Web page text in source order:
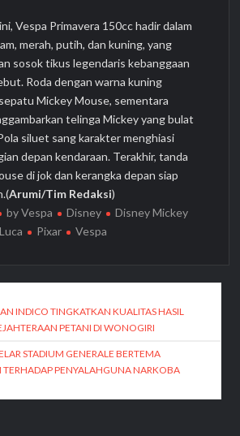
Vespa Primavera 150cc hadir dalam
merah, putih, dan kuning, yang
sosok tikus legendaris kebanggaan
Roda dengan warna kuning
Mickey Mouse, sementara
telinga Mickey yang bulat
siluet sang karakter menghiasi
depan kendaraan. Terakhir, tanda
di jok dan kerangka depan siap
Arumi/Tim Redaksi)
by Vespa Disney
Disney Mickey
Luca Pixar Vespa
INDICO TINGKATKAN KUALITAS HASIL
PETANI DI WONOGIRI
STADIUM GENERALE BERTEMA
PENYALAHGUNA NARKOBA